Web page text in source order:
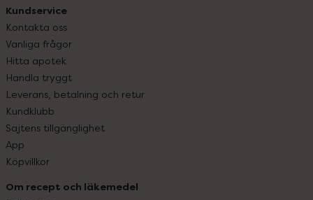
Kundservice
Kontakta oss
Vanliga frågor
Hitta apotek
Handla tryggt
Leverans, betalning och retur
Kundklubb
Sajtens tillgänglighet
App
Köpvillkor
Om recept och läkemedel